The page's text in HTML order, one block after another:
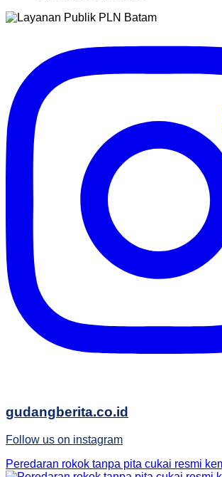
gudangberita.co.id
Follow us on instagram
Peredaran rokok tanpa pita cukai resmi